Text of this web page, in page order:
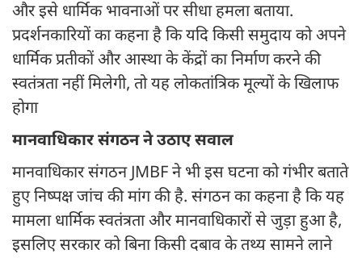
और इसे धार्मिक भावनाओं पर सीधा हमला बताया.
प्रदर्शनकारियों का कहना है कि यदि किसी समुदाय को अपने
धार्मिक प्रतीकों और आस्था के केंद्रों का निर्माण करने की
स्वतंत्रता नहीं मिलेगी, तो यह लोकतांत्रिक मूल्यों के खिलाफ
होगा
मानवाधिकार संगठन ने उठाए सवाल
मानवाधिकार संगठन JMBF ने भी इस घटना को गंभीर बताते
हुए निष्पक्ष जांच की मांग की है. संगठन का कहना है कि यह
मामला धार्मिक स्वतंत्रता और मानवाधिकारों से जुड़ा हुआ है,
इसलिए सरकार को बिना किसी दबाव के तथ्य सामने लाने